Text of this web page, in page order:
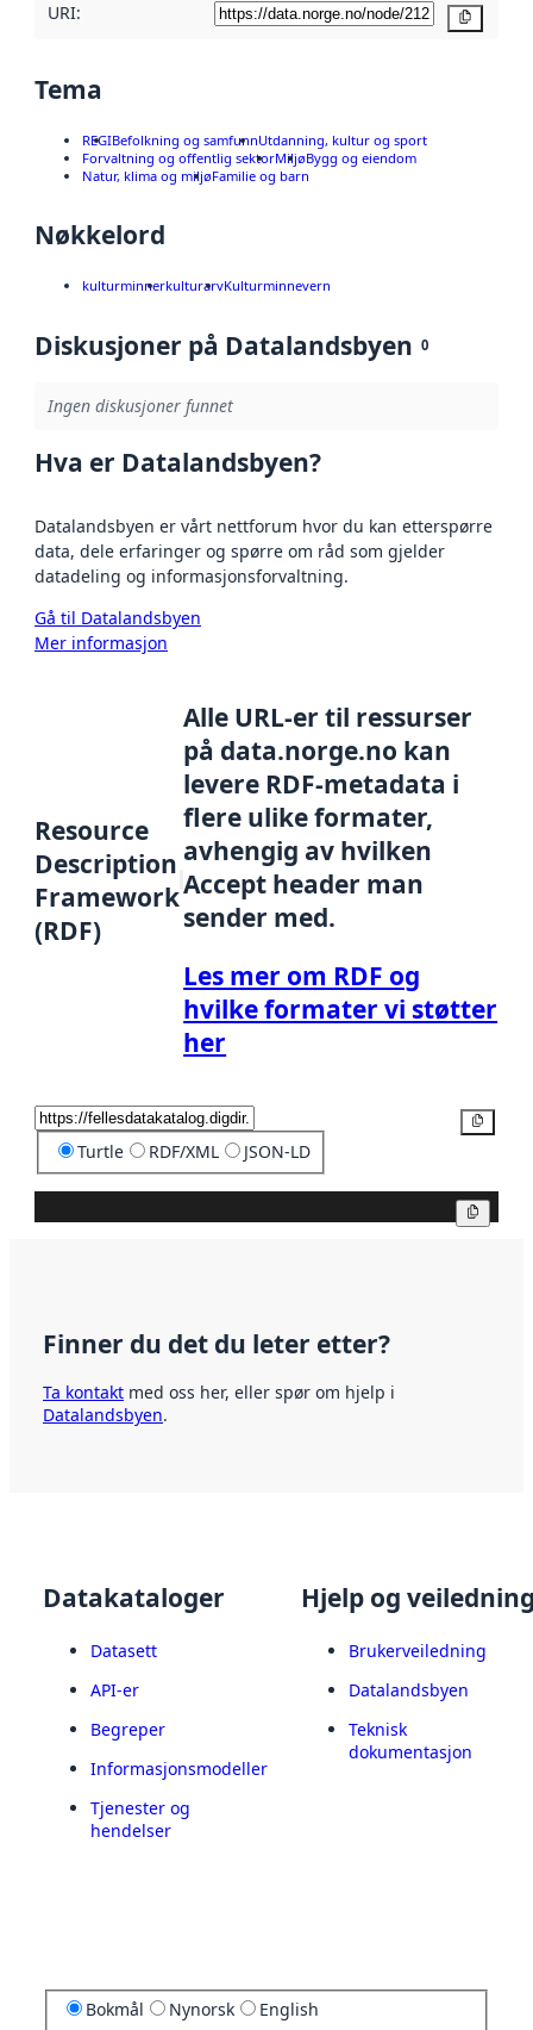
URI:
Tema
REGIBefolkning og samfunnUtdanning, kultur og sport
Forvaltning og offentlig sektorMiljøBygg og eiendom
Natur, klima og miljøFamilie og barn
Nøkkelord
kulturminnerkulturarvKulturminnevern
Diskusjoner på Datalandsbyen 0
Ingen diskusjoner funnet
Hva er Datalandsbyen?
Datalandsbyen er vårt nettforum hvor du kan etterspørre
data, dele erfaringer og spørre om råd som gjelder
datadeling og informasjonsforvaltning.
Gå til Datalandsbyen
Mer informasjon
Resource
Description
Framework
(RDF)
Alle URL-er til ressurser
på data.norge.no kan
levere RDF-metadata i
flere ulike formater,
avhengig av hvilken
Accept header man
sender med.
Les mer om RDF og
hvilke formater vi støtter
her
Turtle RDF/XML JSON-LD
Finner du det du leter etter?
Ta kontakt med oss her, eller spør om hjelp i
Datalandsbyen.
Datakataloger
Datasett
API-er
Begreper
Informasjonsmodeller
Tjenester og
hendelser
Hjelp og
Brukerveiledning
Datalandsbyen
Teknisk
dokumentasjon
Bokmål Nynorsk English